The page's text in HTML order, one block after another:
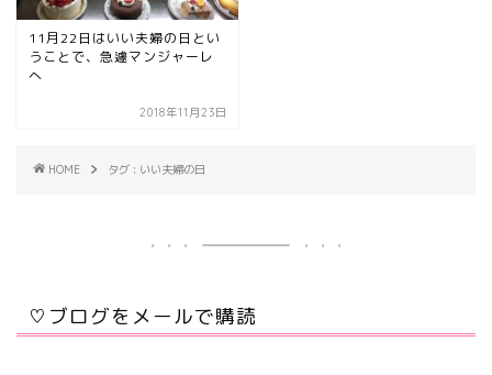
11月22日はいい夫婦の日とい
うことで、急遽マンジャーレ
へ
2018年11月23日
HOME タグ : いい夫婦の日
♡ブログをメールで購読